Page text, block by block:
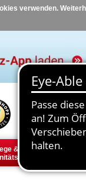
verwenden.
Hilfe
&
Diabetes